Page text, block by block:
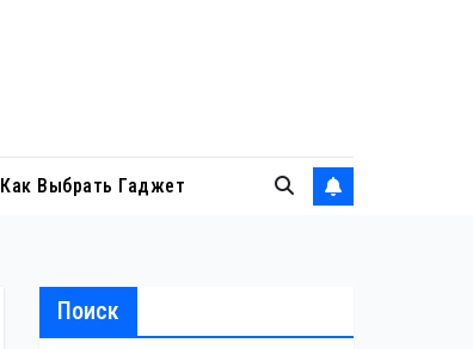
Как Выбрать Гаджет
Поиск